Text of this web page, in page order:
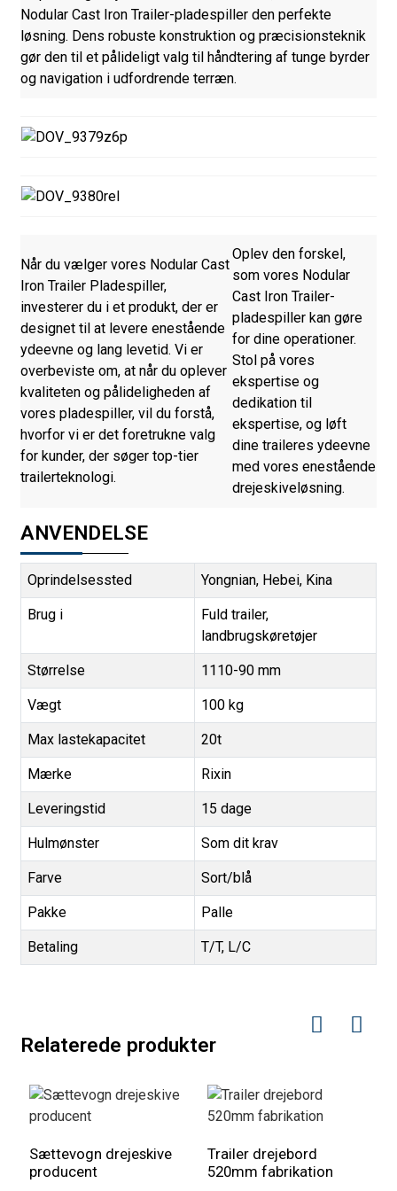
Nodular Cast Iron Trailer-pladespiller den perfekte
løsning. Dens robuste konstruktion og præcisionsteknik
gør den til et pålideligt valg til håndtering af tunge byrder
og navigation i udfordrende terræn.
Når du vælger vores Nodular Cast
Iron Trailer Pladespiller,
investerer du i et produkt, der er
designet til at levere enestående
ydeevne og lang levetid. Vi er
overbeviste om, at når du oplever
kvaliteten og pålideligheden af ​​
vores pladespiller, vil du forstå,
hvorfor vi er det foretrukne valg
for kunder, der søger top-tier
trailerteknologi.
Oplev den forskel,
som vores Nodular
Cast Iron Trailer-
pladespiller kan gøre
for dine operationer.
Stol på vores
ekspertise og
dedikation til
ekspertise, og løft
dine traileres ydeevne
med vores enestående
drejeskiveløsning.
ANVENDELSE
Oprindelsessted Yongnian, Hebei, Kina
Brug i
Fuld trailer,
landbrugskøretøjer
Størrelse 1110-90 mm
Vægt 100 kg
Max lastekapacitet 20t
Mærke Rixin
Leveringstid 15 dage
Hulmønster Som dit krav
Farve Sort/blå
Pakke Palle
Betaling T/T, L/C
Relaterede produkter
Sættevogn drejeskive
producent
Trailer drejebord
520mm fabrikation